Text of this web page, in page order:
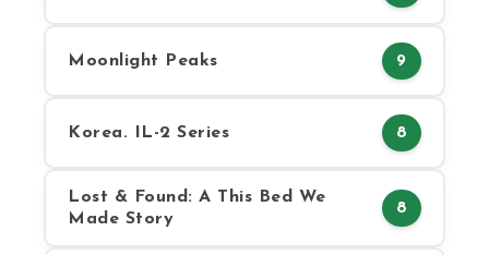
Moonlight Peaks 9
Korea. IL-2 Series 8
Lost & Found: A This Bed We
Made Story
8